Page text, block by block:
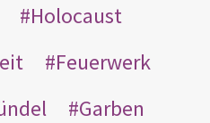
Holocaust
Feuerwerk
Garben